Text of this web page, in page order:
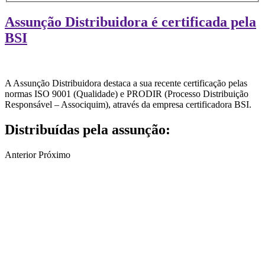
Assunção Distribuidora é certificada pela
BSI
A Assunção Distribuidora destaca a sua recente certificação pelas
normas ISO 9001 (Qualidade) e PRODIR (Processo Distribuição
Responsável – Associquim), através da empresa certificadora BSI.
Distribuídas pela assunção:
Anterior Próximo